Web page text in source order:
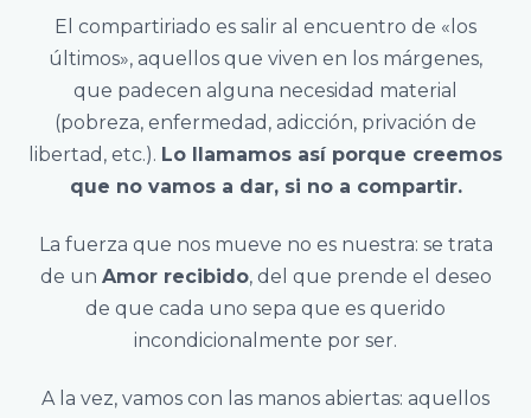
El compartiriado es salir al encuentro de «los
últimos», aquellos que viven en los márgenes,
que padecen alguna necesidad material
(pobreza, enfermedad, adicción, privación de
libertad, etc.). Lo llamamos así porque creemos
que no vamos a dar, si no a compartir.
La fuerza que nos mueve no es nuestra: se trata
de un Amor recibido, del que prende el deseo
de que cada uno sepa que es querido
incondicionalmente por ser.
A la vez, vamos con las manos abiertas: aquellos